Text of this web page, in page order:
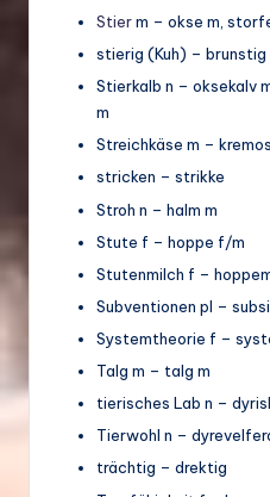
Stierm – okse m,
stierig (Kuh) – brunstig
Stierkalb n – oksekalv
m
Streichkäse m –
stricken – strikke
Stroh n – halm m
Stute f – hoppe f/m
Stutenmilch f –
Subventionen pl –
Systemtheorie f –
Talg m – talg m
tierisches Lab n –
Tierwohl n –
trächtig – drektig